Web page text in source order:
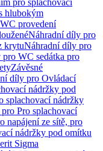
pro splachovací
hlubokým
WC provedení
Náhradní díly pro
krytuNáhradní díly pro
WC sedátka pro
Závěsné
díly pro Ovládací
nádržky pod
splachovací nádržky
Pro splachovací
napájení ze sítě, pro
nádržky pod omítku
Sigma